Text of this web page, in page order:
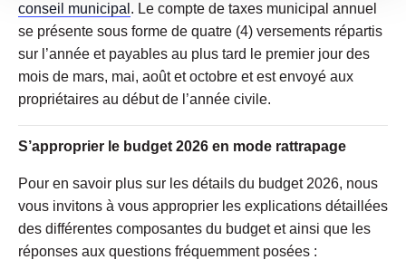
conseil municipal . Le compte de taxes municipal annuel
se présente sous forme de quatre (4) versements répartis
sur l’année et payables au plus tard le premier jour des
mois de mars, mai, août et octobre et est envoyé aux
propriétaires au début de l’année civile.
S’approprier le budget 2026 en mode rattrapage
Pour en savoir plus sur les détails du budget 2026, nous
vous invitons à vous approprier les explications détaillées
des différentes composantes du budget et ainsi que les
réponses aux questions fréquemment posées :